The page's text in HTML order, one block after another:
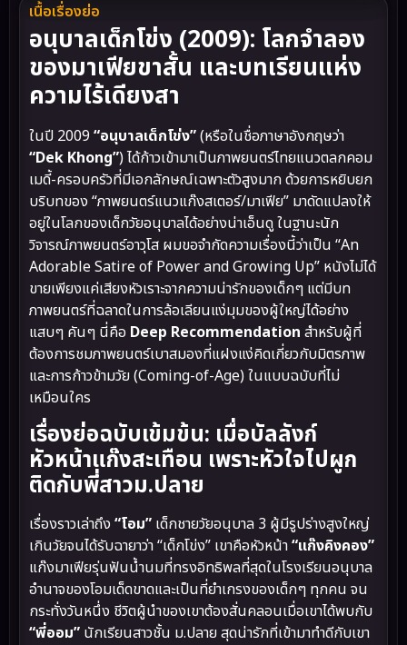
เนื้อเรื่องย่อ
อนุบาลเด็กโข่ง (2009): โลกจำลอง
ของมาเฟียขาสั้น และบทเรียนแห่ง
ความไร้เดียงสา
ในปี 2009 “อนุบาลเด็กโข่ง”(หรือในชื่อภาษาอังกฤษว่า
“Dek Khong”) ได้ก้าวเข้ามาเป็นภาพยนตร์ไทยแนวตลกคอม
เมดี้-ครอบครัวที่มีเอกลักษณ์เฉพาะตัวสูงมาก ด้วยการหยิบยก
บริบทของ “ภาพยนตร์แนวแก๊งสเตอร์/มาเฟีย” มาดัดแปลงให้
อยู่ในโลกของเด็กวัยอนุบาลได้อย่างน่าเอ็นดู ในฐานะนัก
วิจารณ์ภาพยนตร์อาวุโส ผมขอจำกัดความเรื่องนี้ว่าเป็น “An
Adorable Satire of Power and Growing Up” หนังไม่ได้
ขายเพียงแค่เสียงหัวเราะจากความน่ารักของเด็กๆ แต่มีบท
ภาพยนตร์ที่ฉลาดในการล้อเลียนแง่มุมของผู้ใหญ่ได้อย่าง
แสบๆ คันๆ นี่คือ Deep Recommendation สำหรับผู้ที่
ต้องการชมภาพยนตร์เบาสมองที่แฝงแง่คิดเกี่ยวกับมิตรภาพ
และการก้าวข้ามวัย (Coming-of-Age) ในแบบฉบับที่ไม่
เหมือนใคร
เรื่องย่อฉบับเข้มข้น: เมื่อบัลลังก์
หัวหน้าแก๊งสะเทือน เพราะหัวใจไปผูก
ติดกับพี่สาวม.ปลาย
เรื่องราวเล่าถึง “โอม” เด็กชายวัยอนุบาล 3 ผู้มีรูปร่างสูงใหญ่
เกินวัยจนได้รับฉายาว่า “เด็กโข่ง” เขาคือหัวหน้า“แก๊งคิงคอง”
แก๊งมาเฟียรุ่นฟันน้ำนมที่ทรงอิทธิพลที่สุดในโรงเรียนอนุบาล
อำนาจของโอมเด็ดขาดและเป็นที่ยำเกรงของเด็กๆ ทุกคน จน
กระทั่งวันหนึ่ง ชีวิตผู้นำของเขาต้องสั่นคลอนเมื่อเขาได้พบกับ
“พี่ออม” นักเรียนสาวชั้น ม.ปลาย สุดน่ารักที่เข้ามาทำดีกับเขา